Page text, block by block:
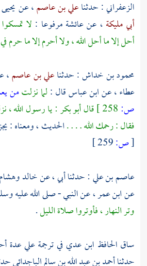
الزعفراني: حدثناعلي بن عاصم، عن
أبي مليكة ، عنعائشةمرفوعا : لا
أحل إلا ما أحل الله ، ولا أحرم إلا ما حرم
محمود بن خداش: حدثناعلي بن عاصم،
عطاء، عنابن عباسقال :لما نزلتمن
ص:
قالأبو بكر: يا رسول الله ،
فقال : رحمك الله . . . .الحديث ، ومعناه :
[ص:
عاصم بن علي: حدثنا أبي ، عنخالدوهشام
عنابن عمر، عن النبي - صلى الله عليه
وتر النهار ، فأوتروا صلاة الليل.
ساق الحافظ ابن عدي في ترجمة علي عدة
حدثناأحمد بن عبد الله بن سالم الباجدائي